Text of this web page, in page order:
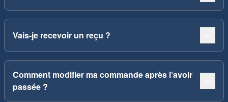
Vais-je recevoir un reçu ?
Comment modifier ma commande après l’avoir
passée ?